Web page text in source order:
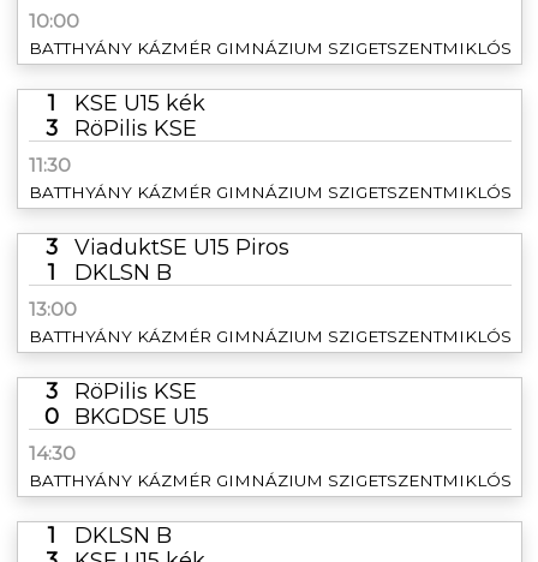
10:00
BATTHYÁNY KÁZMÉR GIMNÁZIUM SZIGETSZENTMIKLÓS
1
KSE U15 kék
3
RöPilis KSE
11:30
BATTHYÁNY KÁZMÉR GIMNÁZIUM SZIGETSZENTMIKLÓS
3
ViaduktSE U15 Piros
1
DKLSN B
13:00
BATTHYÁNY KÁZMÉR GIMNÁZIUM SZIGETSZENTMIKLÓS
3
RöPilis KSE
0
BKGDSE U15
14:30
BATTHYÁNY KÁZMÉR GIMNÁZIUM SZIGETSZENTMIKLÓS
1
DKLSN B